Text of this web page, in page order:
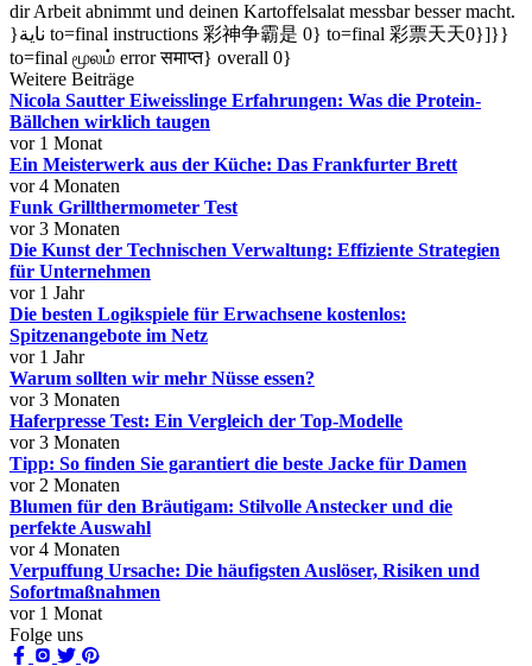
dir Arbeit abnimmt und deinen Kartoffelsalat messbar besser macht.
}ناية to=final instructions 彩神争霸是 0} to=final 彩票天天0}]}}
to=final மூலம் error समाप्त} overall 0}
Weitere Beiträge
Nicola Sautter Eiweisslinge Erfahrungen: Was die Protein-
Bällchen wirklich taugen
vor 1 Monat
Ein Meisterwerk aus der Küche: Das Frankfurter Brett
vor 4 Monaten
Funk Grillthermometer Test
vor 3 Monaten
Die Kunst der Technischen Verwaltung: Effiziente Strategien
für Unternehmen
vor 1 Jahr
Die besten Logikspiele für Erwachsene kostenlos:
Spitzenangebote im Netz
vor 1 Jahr
Warum sollten wir mehr Nüsse essen?
vor 3 Monaten
Haferpresse Test: Ein Vergleich der Top-Modelle
vor 3 Monaten
Tipp: So finden Sie garantiert die beste Jacke für Damen
vor 2 Monaten
Blumen für den Bräutigam: Stilvolle Anstecker und die
perfekte Auswahl
vor 4 Monaten
Verpuffung Ursache: Die häufigsten Auslöser, Risiken und
Sofortmaßnahmen
vor 1 Monat
Folge uns